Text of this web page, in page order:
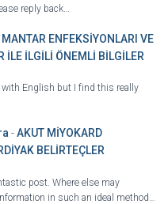
reply back…
MANTAR ENFEKSİYONLARI VE
İLE İLGİLİ ÖNEMLİ BİLGİLER
with English but I find this really
-AKUT MİYOKARD
BELİRTEÇLER
post. Where else may
in such an ideal method…